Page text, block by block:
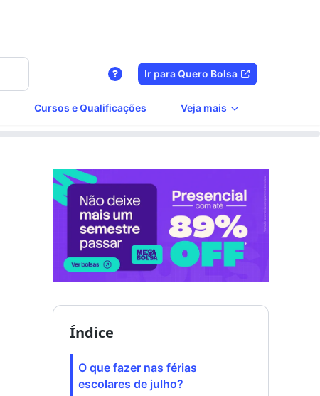
Ir para Quero Bolsa
Cursos e Qualificações Veja mais
Índice
O que fazer nas férias
escolares de julho?